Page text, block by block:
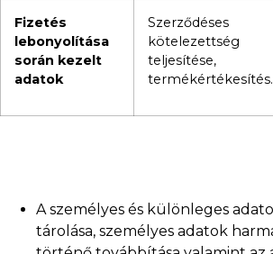
Fizetés
lebonyolítása
során kezelt
adatok
Szerződéses
kötelezettség
teljesítése,
termékértékesítés.
A személyes és különleges
tárolása, személyes adatok